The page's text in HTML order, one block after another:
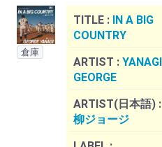
倉庫
TITLE : IN A BIG
COUNTRY
ARTIST : YANAGI
GEORGE
ARTIST(日本語) :
柳ジョージ